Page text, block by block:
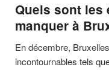
Quels sont les
manquer à
En décembre,
incontournables tels